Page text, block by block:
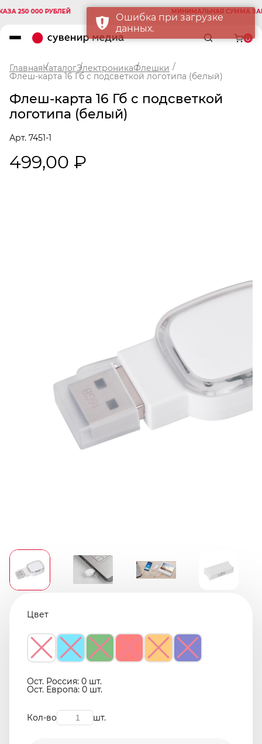
250 000 РУБЛЕЙ МИНИМАЛЬНАЯ СУММА
0
ГлавнаяКаталогЭлектроникаФлешки
Флеш-карта 16 Гб с подсветкой логотипа (белый)
Флеш-карта 16 Гб с подсветкой
логотипа (белый)
Арт. 7451-1
499,00 ₽
Цвет
Ост. Россия: 0 шт.
Ост. Европа: 0 шт.
Кол-во шт.
Ошибка при загрузке
данных.